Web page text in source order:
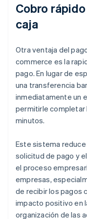
Cobro
caja
Otra ventaja del
commerce es la
pago. En lugar de
una transferencia
inmediatamente un
permitirle completar
minutos.
Este sistema
solicitud de pago y
el proceso
empresas,
de recibir los pagos
impacto positivo en
organización de las